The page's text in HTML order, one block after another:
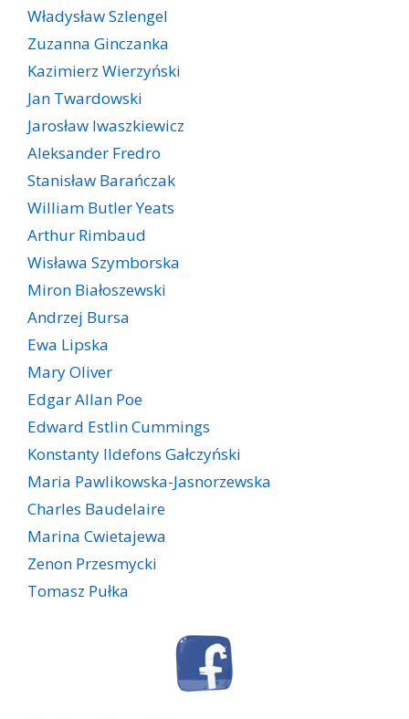
Władysław Szlengel
Zuzanna Ginczanka
Kazimierz Wierzyński
Jan Twardowski
Jarosław Iwaszkiewicz
Aleksander Fredro
Stanisław Barańczak
William Butler Yeats
Arthur Rimbaud
Wisława Szymborska
Miron Białoszewski
Andrzej Bursa
Ewa Lipska
Mary Oliver
Edgar Allan Poe
Edward Estlin Cummings
Konstanty Ildefons Gałczyński
Maria Pawlikowska-Jasnorzewska
Charles Baudelaire
Marina Cwietajewa
Zenon Przesmycki
Tomasz Pułka